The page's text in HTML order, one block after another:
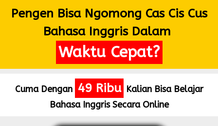
Pengen Bisa Ngomong Cas Cis Cus
Bahasa Inggris Dalam
Waktu Cepat?
Cuma Dengan 49 Ribu Kalian Bisa Belajar
Bahasa Inggris Secara Online